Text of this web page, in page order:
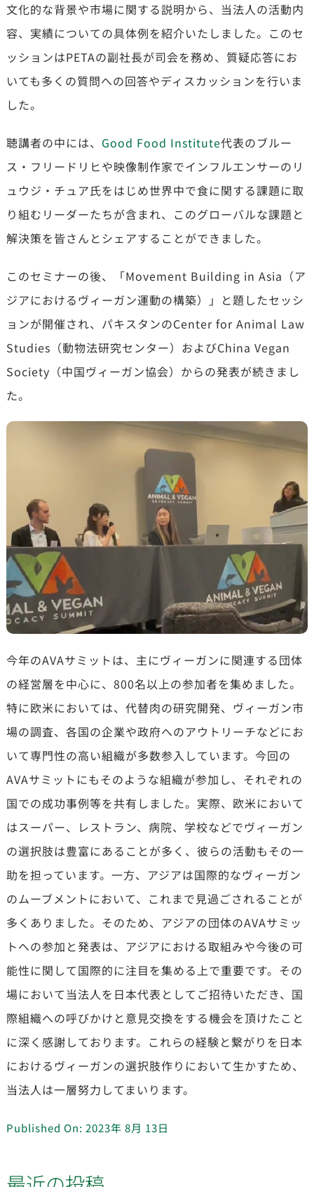
文化的な背景や市場に関する説明から、当法人の活動内
容、実績についての具体例を紹介いたしました。このセ
ッションはPETAの副社長が司会を務め、質疑応答にお
いても多くの質問への回答やディスカッションを行いま
した。
聴講者の中には、 Good Food Institute代表のブルー
ス・フリードリヒや映像制作家でインフルエンサーのリ
ュウジ・チュア氏をはじめ世界中で食に関する課題に取
り組むリーダーたちが含まれ、このグローバルな課題と
解決策を皆さんとシェアすることができました。
このセミナーの後、「Movement Building in Asia（ア
ジアにおけるヴィーガン運動の構築）」と題したセッシ
ョンが開催され、パキスタンのCenter for Animal Law
Studies（動物法研究センター）およびChina Vegan
Society（中国ヴィーガン協会）からの発表が続きまし
た。
今年のAVAサミットは、主にヴィーガンに関連する団体
の経営層を中心に、800名以上の参加者を集めました。
特に欧米においては、代替肉の研究開発、ヴィーガン市
場の調査、各国の企業や政府へのアウトリーチなどにお
いて専門性の高い組織が多数参入しています。今回の
AVAサミットにもそのような組織が参加し、それぞれの
国での成功事例等を共有しました。実際、欧米において
はスーパー、レストラン、病院、学校などでヴィーガン
の選択肢は豊富にあることが多く、彼らの活動もその一
助を担っています。一方、アジアは国際的なヴィーガン
のムーブメントにおいて、これまで見過ごされることが
多くありました。そのため、アジアの団体のAVAサミッ
トへの参加と発表は、アジアにおける取組みや今後の可
能性に関して国際的に注目を集める上で重要です。その
場において当法人を日本代表としてご招待いただき、国
際組織への呼びかけと意見交換をする機会を頂けたこと
に深く感謝しております。これらの経験と繋がりを日本
におけるヴィーガンの選択肢作りにおいて生かすため、
当法人は一層努力してまいります。
Published On: 2023年 8月 13日